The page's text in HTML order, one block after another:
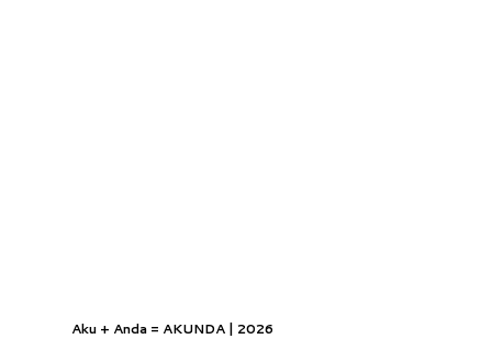
Aku + Anda = AKUNDA | 2026